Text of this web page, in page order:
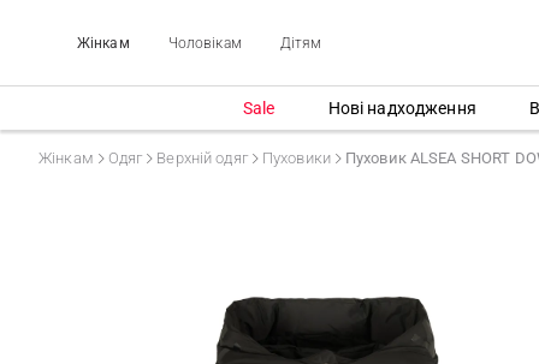
Жінкам Чоловікам Дітям
Sale Нові надходження
Жінкам Одяг Верхній одяг Пуховики Пуховик ALSEA SHORT